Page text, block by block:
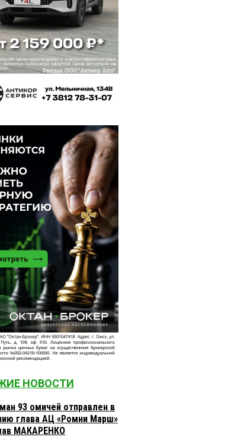
НОВОСТИ
93 омичей отправлен в
глава АЦ «Ромни Марш»
МАКАРЕНКО